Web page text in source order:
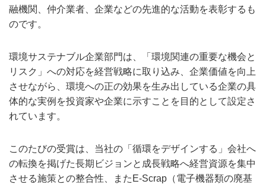
融機関、仲介業者、企業などの先進的な活動を表彰するも
のです。
環境サステナブル企業部門は、「環境関連の重要な機会と
リスク」への対応を経営戦略に取り込み、企業価値を向上
させながら、環境への正の効果を生み出している企業の具
体的な実例を投資家や企業に示すことを目的として設定さ
れています。
このたびの受賞は、当社の「循環をデザインする」会社へ
の転換を掲げた長期ビジョンと成長戦略へ経営資源を集中
させる施策との整合性、またE-Scrap（電子機器類の廃基